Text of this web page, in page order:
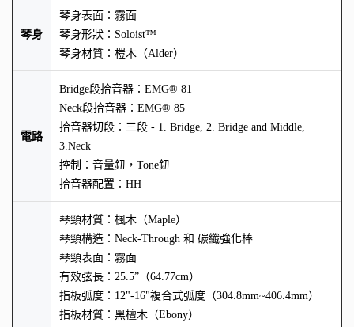
琴身
琴身表面：霧面
琴身形狀：Soloist™
琴身材質：榿木（Alder）
電路
Bridge段拾音器：EMG® 81
Neck段拾音器：EMG® 85
拾音器切段：三段 - 1. Bridge, 2. Bridge and Middle,
3.Neck
控制：音量鈕，Tone鈕
拾音器配置：HH
琴頸材質：楓木（Maple）
琴頸構造：Neck-Through 和 碳纖強化棒
琴頸表面：霧面
有效弦長：25.5”（64.77cm）
指板弧度：12"-16"複合式弧度（304.8mm~406.4mm）
指板材質：黑檀木（Ebony）